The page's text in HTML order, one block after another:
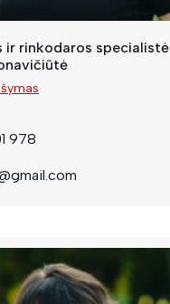
ir rinkodaros specialistė
978